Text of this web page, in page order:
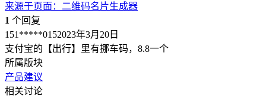
来源于页面 ： 二维码名片生成器
1 个回复
151*****0152023年3月20日
支付宝的【出行】里有挪车码，8.8一个
所属版块
产品建议
相关讨论